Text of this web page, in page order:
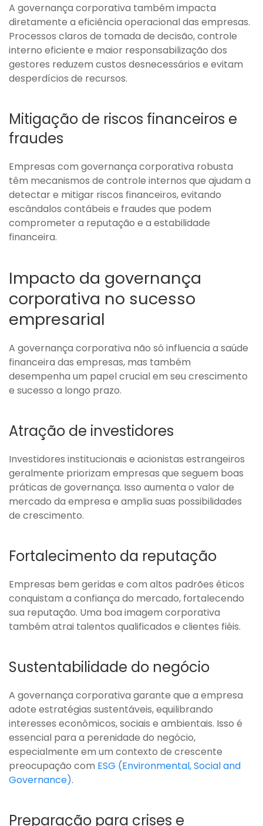
A governança corporativa também impacta
diretamente a eficiência operacional das empresas.
Processos claros de tomada de decisão, controle
interno eficiente e maior responsabilização dos
gestores reduzem custos desnecessários e evitam
desperdícios de recursos.
Mitigação de riscos financeiros e
fraudes
Empresas com governança corporativa robusta
têm mecanismos de controle internos que ajudam a
detectar e mitigar riscos financeiros, evitando
escândalos contábeis e fraudes que podem
comprometer a reputação e a estabilidade
financeira.
Impacto da governança
corporativa no sucesso
empresarial
A governança corporativa não só influencia a saúde
financeira das empresas, mas também
desempenha um papel crucial em seu crescimento
e sucesso a longo prazo.
Atração de investidores
Investidores institucionais e acionistas estrangeiros
geralmente priorizam empresas que seguem boas
práticas de governança. Isso aumenta o valor de
mercado da empresa e amplia suas possibilidades
de crescimento.
Fortalecimento da reputação
Empresas bem geridas e com altos padrões éticos
conquistam a confiança do mercado, fortalecendo
sua reputação. Uma boa imagem corporativa
também atrai talentos qualificados e clientes fiéis.
Sustentabilidade do negócio
A governança corporativa garante que a empresa
adote estratégias sustentáveis, equilibrando
interesses econômicos, sociais e ambientais. Isso é
essencial para a perenidade do negócio,
especialmente em um contexto de crescente
preocupação com ESG (Environmental, Social and
Governance).
Preparação para crises e